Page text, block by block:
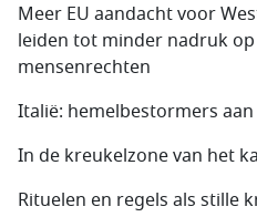
Meer EU aandacht voor
leiden tot minder nadruk
mensenrechten
Italië: hemelbestormers
In de kreukelzone van het
Rituelen en regels als stille